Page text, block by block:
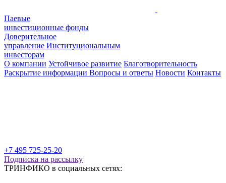
Паевые
инвестиционные фонды
Доверительное
управление Институциональным
инвесторам
О компании Устойчивое развитие Благотворительность
Раскрытие информации Вопросы и ответы Новости Контакты
+7 495 725-25-20
Подписка на рассылку
ТРИНФИКО в социальных сетях: